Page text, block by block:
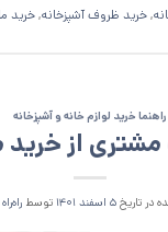
,خرید ظروف آشپزخانه,خرید
راهنما خرید لوازم خانه و آشپزخانه
در تاریخ ۵ اسفند ۱۴۰۱ توسط